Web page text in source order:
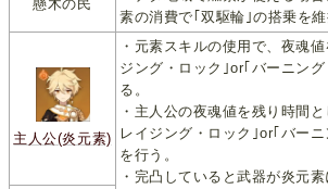
素の消費で｢双駆輪｣の搭乗を維
懸木の民
主人公(炎元素)
・元素スキルの使用で、夜魂
ジング・ロック｣or｢バーニン
る。
・主人公の夜魂値を残り時間
レイジング・ロック｣or｢バー
を行う。
・完凸していると武器が炎元素